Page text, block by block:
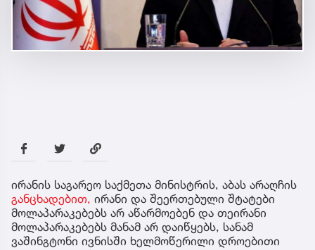
ირანის საგარეო საქმეთა მინისტრის, აბას არაღჩის
განცხადებით, ირანი და შეერთებული შტატები
მოლაპარაკებებს არ აწარმოებენ და თეირანი
მოლაპარაკებებს მანამ არ დაიწყებს, სანამ
ვაშინგტონი ივნისში ხელმოწერილი დროებითი